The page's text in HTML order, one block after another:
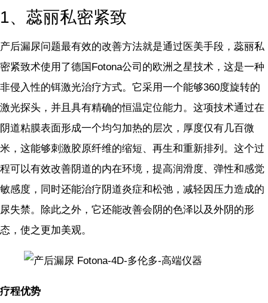
1、蕊丽私密紧致
产后漏尿问题最有效的改善方法就是通过医美手段，蕊丽私
密紧致术使用了德国Fotona公司的欧洲之星技术，这是一种
非侵入性的铒激光治疗方式。它采用一个能够360度旋转的
激光探头，并且具有精确的恒温定位能力。这项技术通过在
阴道粘膜表面形成一个均匀加热的层次，厚度仅有几百微
米，这能够刺激胶原纤维的缩短、再生和重新排列。这个过
程可以有效改善阴道的内在环境，提高润滑度、弹性和感觉
敏感度，同时还能治疗阴道炎症和松弛，减轻因压力造成的
尿失禁。除此之外，它还能改善会阴的色泽以及外阴的形
态，使之更加美观。
疗程优势